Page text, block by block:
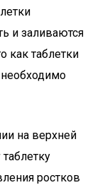
и заливаются
как таблетки
на верхней
ростков